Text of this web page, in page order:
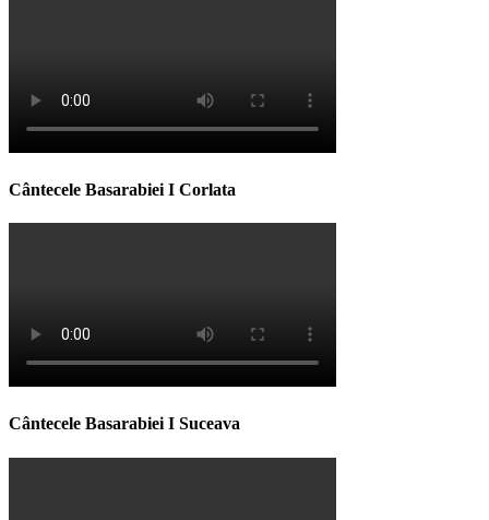
Cântecele Basarabiei I Corlata
Cântecele Basarabiei I Suceava